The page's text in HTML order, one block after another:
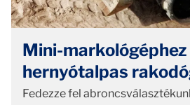
Mini-
hernyótalpas
Fedezze fel